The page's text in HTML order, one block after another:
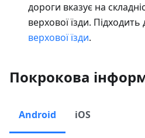
дороги вказує на
верхової їзди. Підходить
верхової їзди.
Покрокова
Android iOS